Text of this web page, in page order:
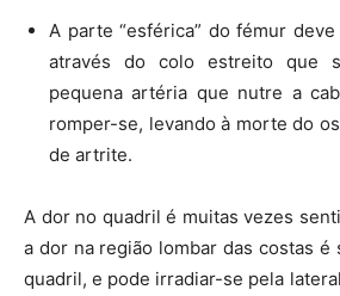
A parte “esférica” do fémur
através do colo estreito que
pequena artéria que nutre a
romper-se, levando à morte do
de artrite.
A dor no quadril é muitas vezes
a dor na região lombar das costas é
quadril, e pode irradiar-se pela